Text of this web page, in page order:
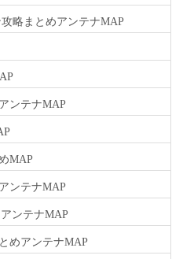
略まとめアンテナMAP
ンテナMAP
MAP
ンテナMAP
ンテナMAP
めアンテナMAP